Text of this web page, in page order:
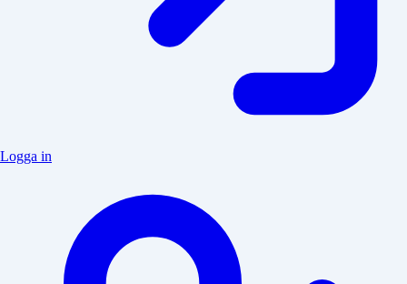
Logga in